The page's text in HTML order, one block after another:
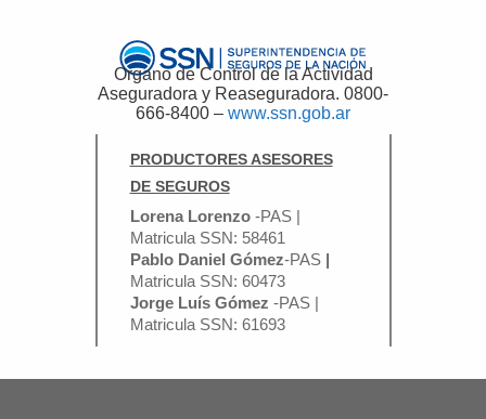
Organo de Control de la Actividad
Aseguradora y Reaseguradora. 0800-
666-8400 – www.ssn.gob.ar
PRODUCTORES ASESORES
DE SEGUROS
Lorena Lorenzo-PAS |
Matricula SSN: 58461
Pablo Daniel Gómez-PAS |
Matricula SSN: 60473
Jorge Luís Gómez -PAS |
Matricula SSN: 61693